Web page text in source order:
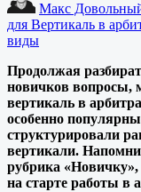
Макс
для Вертикаль в
виды
Продолжая
новичков вопросы,
вертикаль в
особенно
структурировали
вертикали.
рубрика
на старте работы в